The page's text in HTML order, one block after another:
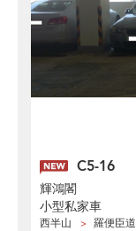
C5-16
輝鴻閣
小型私家車
西半山 羅便臣道